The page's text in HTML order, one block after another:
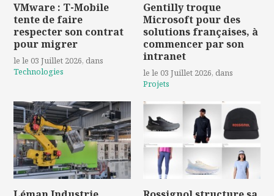
VMware : T-Mobile
tente de faire
respecter son contrat
pour migrer
le le 03 Juillet 2026, dans
Technologies
Gentilly troque
Microsoft pour des
solutions françaises, à
commencer par son
intranet
le le 03 Juillet 2026, dans
Projets